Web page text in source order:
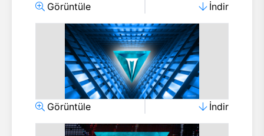
Görüntüle İndir
Görüntüle İndir